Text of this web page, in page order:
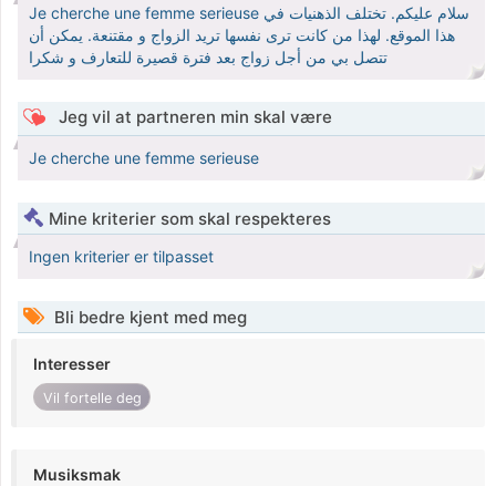
Je cherche une femme serieuse سلام عليكم. تختلف الذهنيات في
هذا الموقع. لهذا من كانت ترى نفسها تريد الزواج و مقتنعة. يمكن أن
تتصل بي من أجل زواج بعد فترة قصيرة للتعارف و شكرا
Jeg vil at partneren min skal være
Je cherche une femme serieuse
Mine kriterier som skal respekteres
Ingen kriterier er tilpasset
Bli bedre kjent med meg
Interesser
Vil fortelle deg
Musiksmak